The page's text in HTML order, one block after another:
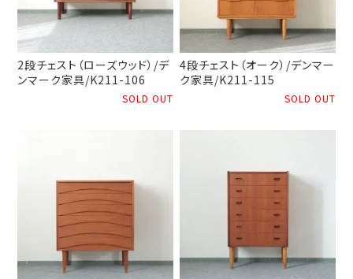
2段チェスト（ローズウッド）/デ
ンマーク家具/K211-106
SOLD OUT
4段チェスト（オーク）/デンマー
ク家具/K211-115
SOLD OUT